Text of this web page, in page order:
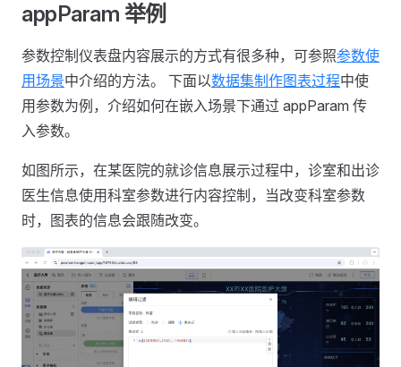
appParam 举例
参数控制仪表盘内容展示的方式有很多种，可参照参数使
用场景中介绍的方法。 下面以数据集制作图表过程中使
用参数为例，介绍如何在嵌入场景下通过 appParam 传
入参数。
如图所示，在某医院的就诊信息展示过程中，诊室和出诊
医生信息使用科室参数进行内容控制，当改变科室参数
时，图表的信息会跟随改变。